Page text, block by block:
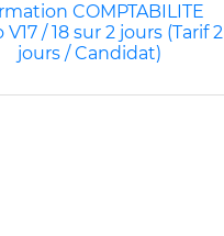
COMPTABILITE
V17 / 18 sur 2 jours (Tarif 2
jours / Candidat)